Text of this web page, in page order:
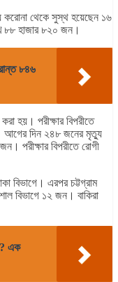
করোনা থেকে সুস্থ হয়েছেন ১৬
৮৮ হাজার ৮২০ জন।
৮৪৬
হয়। পরীক্ষার বিপরীতে
আগের দিন ২৪৮ জনের মৃত্যু
পরীক্ষার বিপরীতে রোগী
বিভাগে। এরপর চট্টগ্রাম
বিভাগে ১২ জন। বাকিরা
এক